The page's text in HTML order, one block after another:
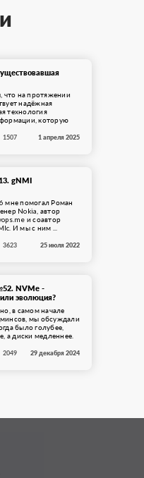
что на протяжении
надёжная
технология
которую
Да в целом ...
1507 1 апреля 2025
gNMI
помогал Роман
Nokia, автор
и соавтор
И мы с ним ...
3623 25 июля 2022
NVMe -
эволюция?
в самом начале
мы обсуждали
было голубее,
а диски медленнее.
2049 29 декабря 2024